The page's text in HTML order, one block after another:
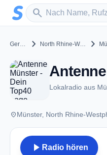
Zum Hauptinhalt springen
search
Sender suchen
Germany chevron_right North Rhine-Westphalia chevron_right
Lokalradio aus
placeMünster, North Rhine-
play_arrow Radio hören